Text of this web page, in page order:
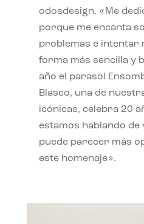
odosdesign. «Me
porque me encanta
problemas e intentar
forma más sencilla y
año el parasol
Blasco, una de
icónicas, celebra 20
estamos hablando de
puede parecer más
este homenaje».